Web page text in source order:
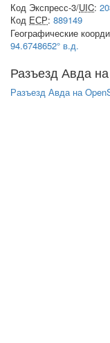
Код Экспресс-3/UIC:
Код ЕСР: 889149
Географические
94.6748652° в.д.
Разъезд Авда
Разъезд Авда на